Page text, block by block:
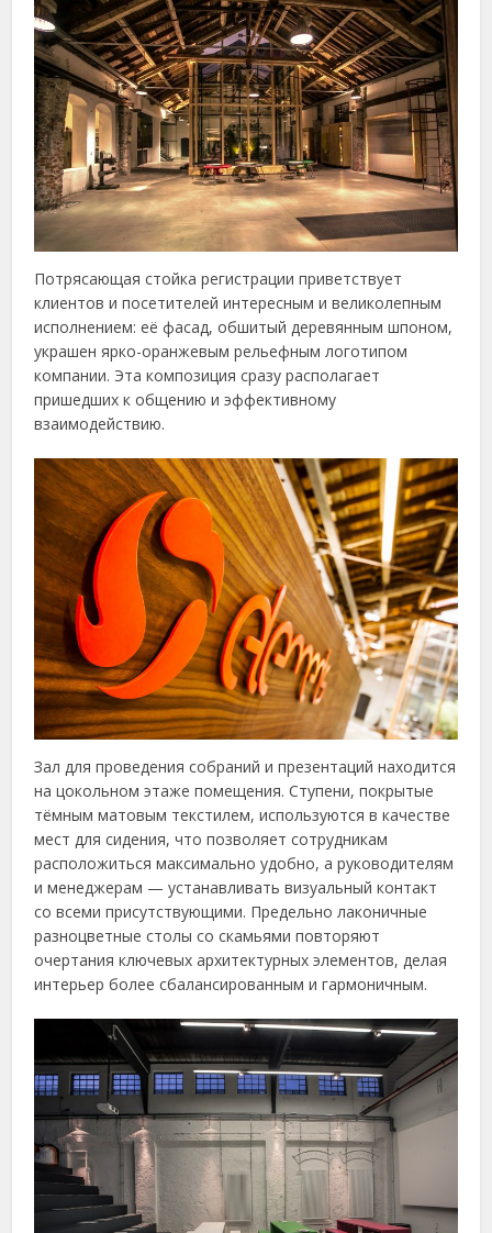
Потрясающая стойка регистрации приветствует
клиентов и посетителей интересным и великолепным
исполнением: её фасад, обшитый деревянным шпоном,
украшен ярко-оранжевым рельефным логотипом
компании. Эта композиция сразу располагает
пришедших к общению и эффективному
взаимодействию.
Зал для проведения собраний и презентаций находится
на цокольном этаже помещения. Ступени, покрытые
тёмным матовым текстилем, используются в качестве
мест для сидения, что позволяет сотрудникам
расположиться максимально удобно, а руководителям
и менеджерам — устанавливать визуальный контакт
со всеми присутствующими. Предельно лаконичные
разноцветные столы со скамьями повторяют
очертания ключевых архитектурных элементов, делая
интерьер более сбалансированным и гармоничным.